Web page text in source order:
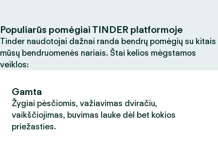
Populiarūs pomėgiai TINDER platformoje
Tinder naudotojai dažnai randa bendrų pomėgių su kitais
mūsų bendruomenės nariais. Štai kelios mėgstamos
veiklos:
Gamta
Žygiai pėsčiomis, važiavimas dviračiu,
vaikščiojimas, buvimas lauke dėl bet kokios
priežasties.